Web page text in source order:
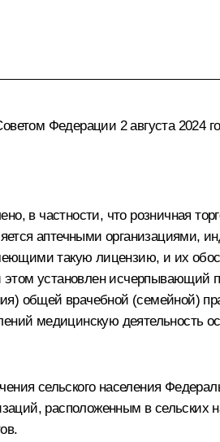
Федерации 2 августа 2024
в частности, что розничная
аптечными
такую лицензию, и их
установлен исчерпывающий
общей врачебной (семейной)
медицинскую деятельность
сельского населения
расположенным в сельских